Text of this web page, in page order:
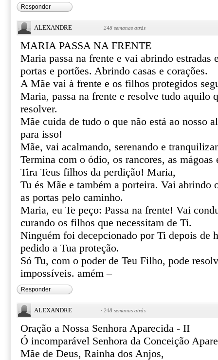
Responder
ALEXANDRE · 248 semanas atrás
MARIA PASSA NA FRENTE
Maria passa na frente e vai abrindo estradas
portas e portões. Abrindo casas e corações.
A Mãe vai à frente e os filhos protegidos
Maria, passa na frente e resolve tudo aquilo
resolver.
Mãe cuida de tudo o que não está ao nosso
para isso!
Mãe, vai acalmando, serenando e
Termina com o ódio, os rancores, as mágoas
Tira Teus filhos da perdição! Maria,
Tu és Mãe e também a porteira. Vai abrindo
as portas pelo caminho.
Maria, eu Te peço: Passa na frente! Vai
curando os filhos que necessitam de Ti.
Ninguém foi decepcionado por Ti depois de
pedido a Tua proteção.
Só Tu, com o poder de Teu Filho, pode
impossíveis. amém –
Responder
ALEXANDRE · 248 semanas atrás
Oração a Nossa Senhora Aparecida - II
Ó incomparável Senhora da Conceição
Mãe de Deus, Rainha dos Anjos,